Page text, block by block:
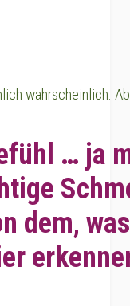
wahrscheinlich.
… ja
dem,